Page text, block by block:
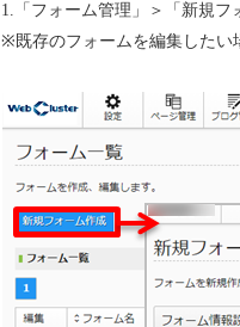
1.「フォーム管理」＞「新規
※既存のフォームを編集したい